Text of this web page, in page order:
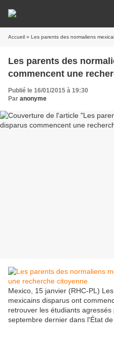
Accueil » Les parents des normaliens
Les parents des
commencent une
Publié le 16/01/2015 à 19:30
Par anonyme
Mexico, 15 janvier (RHC-PL)
mexicains disparus ont
retrouver les étudiants
septembre dernier dans l'État de